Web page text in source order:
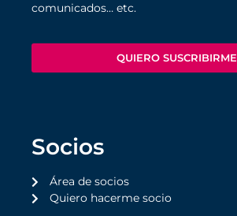
comunicados… etc.
QUIERO SUSCRIBIRME
Socios
Área de socios
Quiero hacerme socio